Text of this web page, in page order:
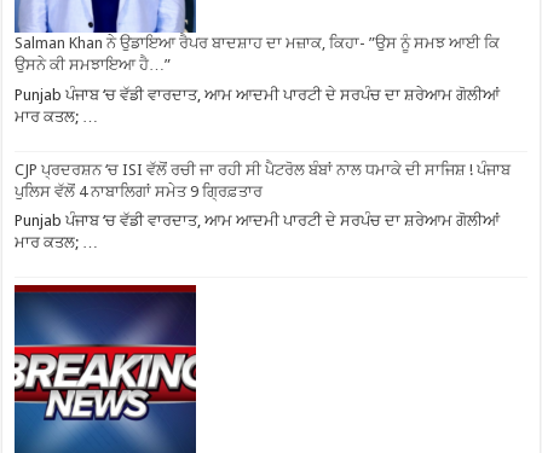
Salman Khan ਨੇ ਉਡਾਇਆ ਰੈਪਰ ਬਾਦਸ਼ਾਹ ਦਾ ਮਜ਼ਾਕ, ਕਿਹਾ- ”ਉਸ ਨੂੰ ਸਮਝ ਆਈ ਕਿ
ਉਸਨੇ ਕੀ ਸਮਝਾਇਆ ਹੈ…”
Punjab ਪੰਜਾਬ ‘ਚ ਵੱਡੀ ਵਾਰਦਾਤ, ਆਮ ਆਦਮੀ ਪਾਰਟੀ ਦੇ ਸਰਪੰਚ ਦਾ ਸ਼ਰੇਆਮ ਗੋਲੀਆਂ
ਮਾਰ ਕਤਲ; …
CJP ਪ੍ਰਦਰਸ਼ਨ ‘ਚ ISI ਵੱਲੋਂ ਰਚੀ ਜਾ ਰਹੀ ਸੀ ਪੈਟਰੋਲ ਬੰਬਾਂ ਨਾਲ ਧਮਾਕੇ ਦੀ ਸਾਜਿਸ਼ ! ਪੰਜਾਬ
ਪੁਲਿਸ ਵੱਲੋਂ 4 ਨਾਬਾਲਿਗਾਂ ਸਮੇਤ 9 ਗ੍ਰਿਫ਼ਤਾਰ
Punjab ਪੰਜਾਬ ‘ਚ ਵੱਡੀ ਵਾਰਦਾਤ, ਆਮ ਆਦਮੀ ਪਾਰਟੀ ਦੇ ਸਰਪੰਚ ਦਾ ਸ਼ਰੇਆਮ ਗੋਲੀਆਂ
ਮਾਰ ਕਤਲ; …